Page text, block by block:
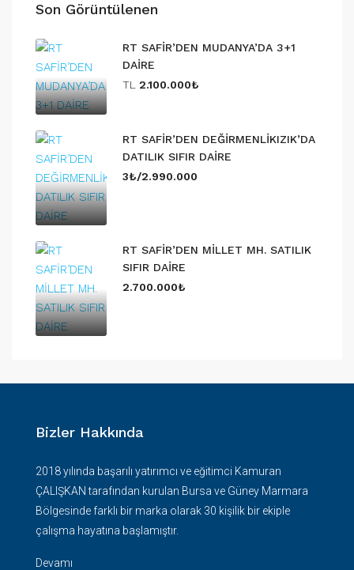
Son Görüntülenen
RT SAFİR’DEN MUDANYA’DA 3+1
DAİRE
TL 2.100.000₺
RT SAFİR’DEN DEĞİRMENLİKIZIK’DA
DATILIK SIFIR DAİRE
3₺/2.990.000
RT SAFİR’DEN MİLLET MH. SATILIK
SIFIR DAİRE
2.700.000₺
Bizler Hakkında
2018 yılında başarılı yatırımcı ve eğitimci Kamuran
ÇALIŞKAN tarafından kurulan Bursa ve Güney Marmara
Bölgesinde farklı bir marka olarak 30 kişilik bir ekiple
çalışma hayatına başlamıştır.
Devamı